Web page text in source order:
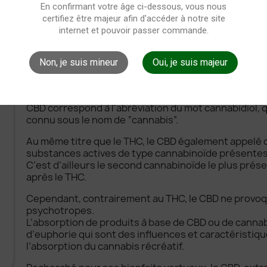
En confirmant votre âge ci-dessous, vous nous
certifiez être majeur afin d'accéder à notre site
internet et pouvoir passer commande.
Non, je suis mineur Oui, je suis majeur
Informations sur le produit
CBD correspond à l'abréviation du mot
connu sous le nom de “cannabis”.
Au même titre que le THC, le CBD également
substances actives de type cannabinoïde
C’est d’ailleurs le second cannabinoïde le plus
après le THC.
Cependant, contrairement au THC, le CBD ne
psychotropes.
L’absorption de produits à base de CBD ou de
d’euphorie qui sont des influences et
l’absorption du cannabis récréatif.